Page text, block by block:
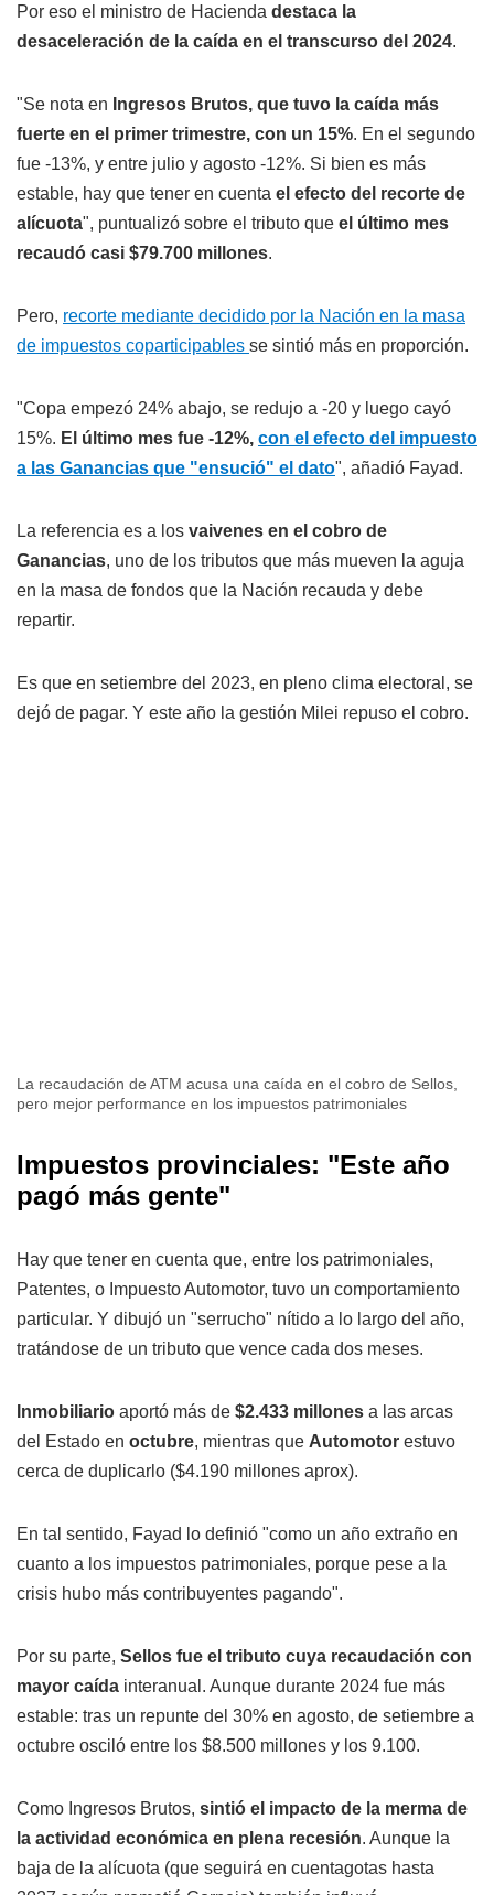
Por eso el ministro de Hacienda destaca la
desaceleración de la caída en el transcurso del 2024.
"Se nota en Ingresos Brutos, que tuvo la caída más
fuerte en el primer trimestre, con un 15%. En el segundo
fue -13%, y entre julio y agosto -12%. Si bien es más
estable, hay que tener en cuenta el efecto del recorte de
alícuota", puntualizó sobre el tributo que el último mes
recaudó casi $79.700 millones.
Pero, recorte mediante decidido por la Nación en la masa
de impuestos coparticipables se sintió más en proporción.
"Copa empezó 24% abajo, se redujo a -20 y luego cayó
15%. El último mes fue -12%, con el efecto del impuesto
a las Ganancias que "ensució" el dato", añadió Fayad.
La referencia es a los vaivenes en el cobro de
Ganancias, uno de los tributos que más mueven la aguja
en la masa de fondos que la Nación recauda y debe
repartir.
Es que en setiembre del 2023, en pleno clima electoral, se
dejó de pagar. Y este año la gestión Milei repuso el cobro.
La recaudación de ATM acusa una caída en el cobro de Sellos,
pero mejor performance en los impuestos patrimoniales
Impuestos provinciales: "Este año
pagó más gente"
Hay que tener en cuenta que, entre los patrimoniales,
Patentes, o Impuesto Automotor, tuvo un comportamiento
particular. Y dibujó un "serrucho" nítido a lo largo del año,
tratándose de un tributo que vence cada dos meses.
Inmobiliario aportó más de $2.433 millones a las arcas
del Estado en octubre, mientras que Automotor estuvo
cerca de duplicarlo ($4.190 millones aprox).
En tal sentido, Fayad lo definió "como un año extraño en
cuanto a los impuestos patrimoniales, porque pese a la
crisis hubo más contribuyentes pagando".
Por su parte, Sellos fue el tributo cuya recaudación con
mayor caída interanual. Aunque durante 2024 fue más
estable: tras un repunte del 30% en agosto, de setiembre a
octubre osciló entre los $8.500 millones y los 9.100.
Como Ingresos Brutos, sintió el impacto de la merma de
la actividad económica en plena recesión. Aunque la
baja de la alícuota (que seguirá en cuentagotas hasta